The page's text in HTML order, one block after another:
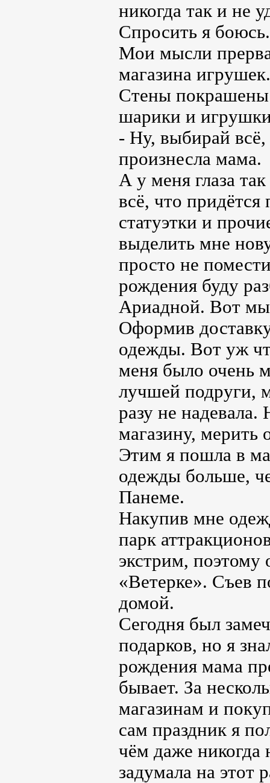
никогда так и не
Спросить я боюсь.
Мои мысли
магазина
Стены
шарики и
- Ну, выбирай всё,
произнесла мама.
А у меня глаза
всё, что
статуэтки и
выделить мне
просто не
рождения буду
Ариадной. Вот мы
Оформив
одежды. Вот уж
меня было очень
лучшей подруги,
разу не
магазину, мерить
Этим я пошла в
одежды больше,
Панеме.
Накупив мне
парк
экстрим, поэтому
«Ветерке». Съев
домой.
Сегодня был
подарков, но я
рождения мама
бывает. За
магазинам и
сам праздник я
чём даже никогда
задумала на этот